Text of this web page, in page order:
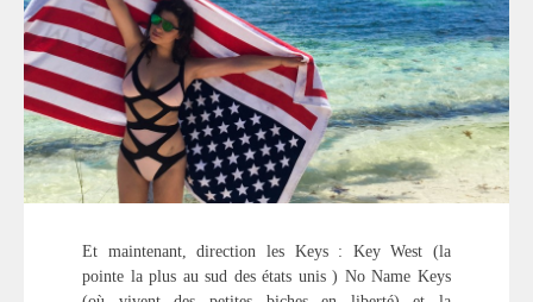
Et maintenant, direction les Keys : Key West (la
pointe la plus au sud des états unis ) No Name Keys